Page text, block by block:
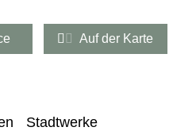
Auf der Karte
Stadtwerke